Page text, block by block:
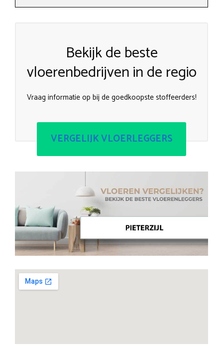
Bekijk de beste
vloerenbedrijven in de regio
Vraag informatie op bij de goedkoopste stoffeerders!
VERGELIJK VLOERLEGGERS